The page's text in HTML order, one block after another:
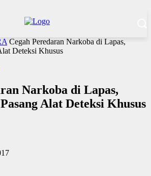
Cegah Peredaran Narkoba di Lapas,
Deteksi Khusus
Narkoba di Lapas,
Alat Deteksi Khusus